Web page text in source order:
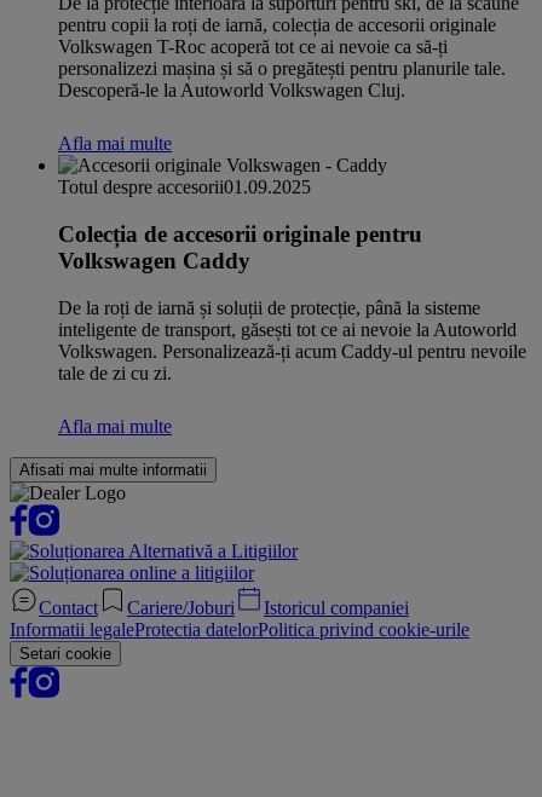
pentru copii la roți de iarnă, colecția de accesorii originale
Volkswagen T-Roc acoperă tot ce ai nevoie ca să-ți
personalizezi mașina și să o pregătești pentru planurile tale.
Descoperă-le la Autoworld Volkswagen Cluj.
Afla mai multe
Totul despre accesorii01.09.2025
Colecția de accesorii originale pentru
Volkswagen Caddy
De la roți de iarnă și soluții de protecție, până la sisteme
inteligente de transport, găsești tot ce ai nevoie la Autoworld
Volkswagen. Personalizează-ți acum Caddy-ul pentru nevoile
tale de zi cu zi.
Afla mai multe
Afisati mai multe informatii
Contact Cariere/Joburi
Istoricul companiei
Informatii legaleProtectia datelorPolitica privind cookie-urile
Setari cookie